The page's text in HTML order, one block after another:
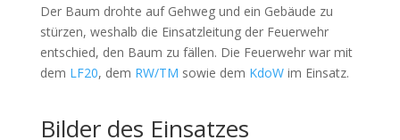
Der Baum drohte auf Gehweg und ein Gebäude zu
stürzen, weshalb die Einsatzleitung der Feuerwehr
entschied, den Baum zu fällen. Die Feuerwehr war mit
dem LF20, dem RW/TM sowie dem KdoWim Einsatz.
Bilder des Einsatzes